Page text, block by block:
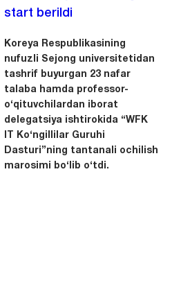
start berildi
Koreya Respublikasining
nufuzli Sejong universitetidan
tashrif buyurgan 23 nafar
talaba hamda professor-
o‘qituvchilardan iborat
delegatsiya ishtirokida “WFK
IT Ko‘ngillilar Guruhi
Dasturi”ning tantanali ochilish
marosimi bo‘lib o‘tdi.